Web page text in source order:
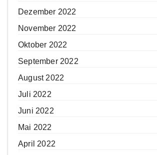
Dezember 2022
November 2022
Oktober 2022
September 2022
August 2022
Juli 2022
Juni 2022
Mai 2022
April 2022